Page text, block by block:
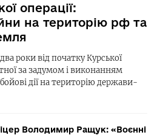
операції:
на територію рф та
роки від початку Курської
за задумом і виконанням
дії на територію держави-
Володимир Ращук: «Воєнні